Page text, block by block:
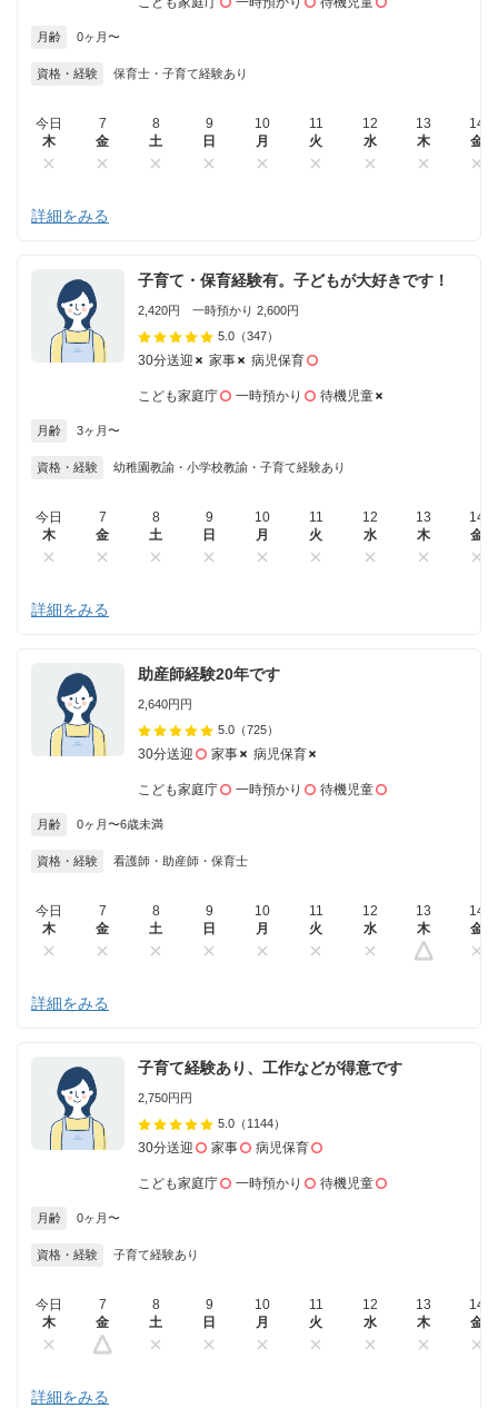
月齢 0ヶ月〜
資格・経験 保育士・子育て経験あり
今日
木
7
金
8
土
9
日
10
月
11
火
12
水
13
木
14
金
詳細をみる
子育て・保育経験有。子どもが大好きです！
2,420円 一時預かり 2,600円
5.0 （347）
30分送迎 家事 病児保育
こども家庭庁 一時預かり 待機児童
月齢 3ヶ月〜
資格・経験 幼稚園教諭・小学校教諭・子育て経験あり
今日
木
7
金
8
土
9
日
10
月
11
火
12
水
13
木
14
金
詳細をみる
助産師経験20年です
2,640円円
5.0 （725）
30分送迎 家事 病児保育
こども家庭庁 一時預かり 待機児童
月齢 0ヶ月〜6歳未満
資格・経験 看護師・助産師・保育士
今日
木
7
金
8
土
9
日
10
月
11
火
12
水
13
木
14
金
詳細をみる
子育て経験あり、工作などが得意です
2,750円円
5.0 （1144）
30分送迎 家事 病児保育
こども家庭庁 一時預かり 待機児童
月齢 0ヶ月〜
資格・経験 子育て経験あり
今日
木
7
金
8
土
9
日
10
月
11
火
12
水
13
木
14
金
詳細をみる